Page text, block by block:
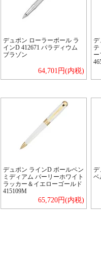
デュポン ローラーボール ラ
インD 412671 パラディウム
ブラゾン
64,701円(内税)
デ
テ
ー
デュポン ラインD ボールペン
ミディアム パーリーホワイト
ラッカー＆イエローゴールド
415109M
65,720円(内税)
デ
ベ